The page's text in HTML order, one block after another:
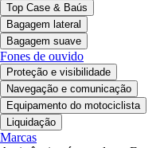
Top Case & Baús
Bagagem lateral
Bagagem suave
Fones de ouvido
Proteção e visibilidade
Navegação e comunicação
Equipamento do motociclista
Liquidação
Marcas